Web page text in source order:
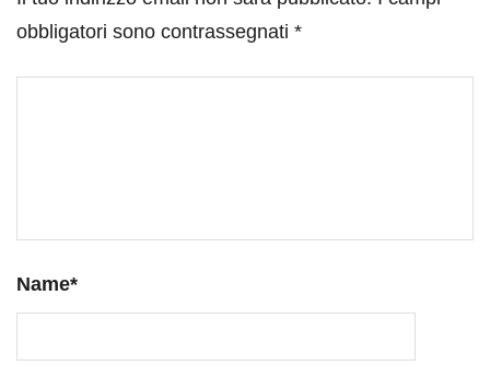
obbligatori sono contrassegnati *
Name*